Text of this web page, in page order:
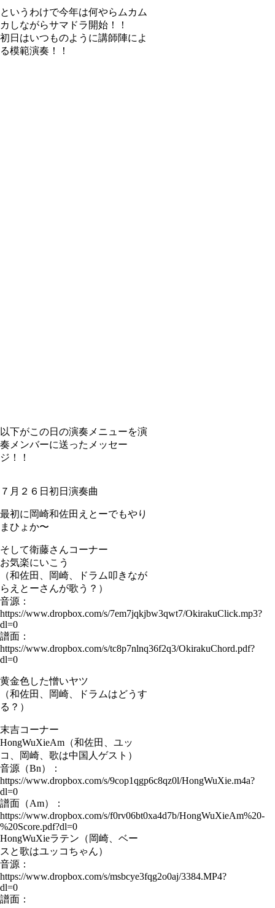
というわけで今年は何やらムカム
カしながらサマドラ開始！！
初日はいつものように講師陣によ
る模範演奏！！
以下がこの日の演奏メニューを演
奏メンバーに送ったメッセー
ジ！！
７月２６日初日演奏曲
最初に岡崎和佐田えとーでもやり
まひょか〜
そして衛藤さんコーナー
お気楽にいこう
（和佐田、岡崎、ドラム叩きなが
らえとーさんが歌う？）
音源：
https://www.dropbox.com/s/7em7jqkjbw3qwt7/OkirakuClick.mp3?
dl=0
譜面：
https://www.dropbox.com/s/tc8p7nlnq36f2q3/OkirakuChord.pdf?
dl=0
黄金色した憎いヤツ
（和佐田、岡崎、ドラムはどうす
る？）
末吉コーナー
HongWuXieAm（和佐田、ユッ
コ、岡崎、歌は中国人ゲスト）
音源（Bn）：
https://www.dropbox.com/s/9cop1qgp6c8qz0l/HongWuXie.m4a?
dl=0
譜面（Am）：
https://www.dropbox.com/s/f0rv06bt0xa4d7b/HongWuXieAm%20-
%20Score.pdf?dl=0
HongWuXieラテン（岡崎、ベー
スと歌はユッコちゃん）
音源：
https://www.dropbox.com/s/msbcye3fqg2o0aj/3384.MP4?
dl=0
譜面：